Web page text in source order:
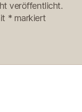
veröffentlicht.
* markiert